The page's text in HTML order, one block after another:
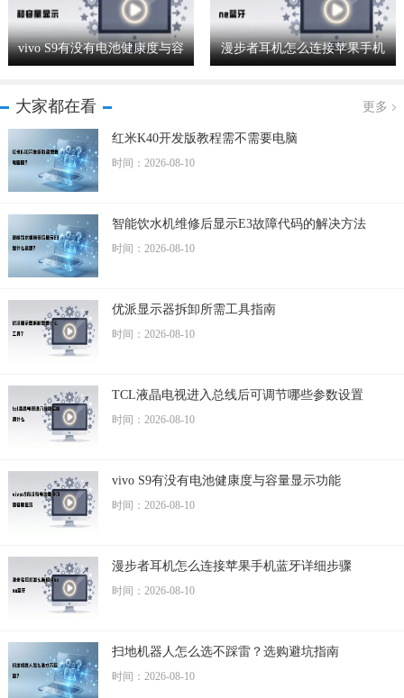
vivo S9有没有电池健康度与容
量显示功能
漫步者耳机怎么连接苹果手机
蓝牙详细步骤
大家都在看 更多
红米K40开发版教程需不需要电脑
时间：2026-08-10
智能饮水机维修后显示E3故障代码的解决方法
时间：2026-08-10
优派显示器拆卸所需工具指南
时间：2026-08-10
TCL液晶电视进入总线后可调节哪些参数设置
时间：2026-08-10
vivo S9有没有电池健康度与容量显示功能
时间：2026-08-10
漫步者耳机怎么连接苹果手机蓝牙详细步骤
时间：2026-08-10
扫地机器人怎么选不踩雷？选购避坑指南
时间：2026-08-10